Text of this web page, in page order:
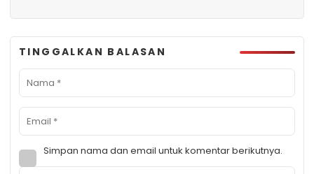
TINGGALKAN BALASAN
Simpan nama dan email untuk komentar berikutnya.